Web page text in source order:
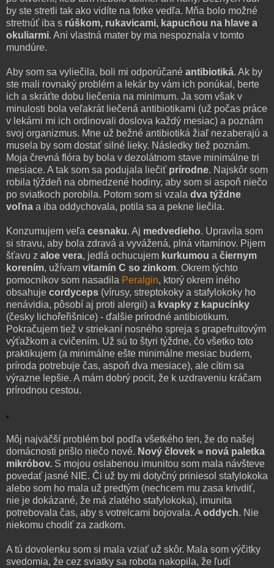
by ste stretli tak ako vidíte na fotke vedľa. Mňa bolo možné
stretnúť iba s rúškom, rukavicami, kapucňou na hlave a
okuliarmi. Ani vlastná mater by ma nespoznala v tomto
mundúre.
Aby som sa vyliečila, boli mi odporúčané antibiotiká. Ak by
ste mali rovnaký problém a lekár by vám ich ponúkal, berte
ich a skráťte dobu liečenia na minimum. Ja som však v
minulosti bola veľakrát liečená antibiotikami (už počas práce
v lekárni mi ich ordinovali doslova každý mesiac) a poznám
svoj organizmus. Mne už bežné antibiotiká žiaľ nezaberajú a
musela by som dostať silné lieky. Následky tiež poznám.
Moja črevná flóra by bola v dezolátnom stave minimálne tri
mesiace. A tak som sa podujala liečiť prírodne. Najskôr som
robila týždeň na obmedzené hodiny, aby som si aspoň niečo
po sviatkoch porobila. Potom som si vzala dva týždne
voľna a iba oddychovala, potila sa a pekne liečila.
Konzumujem veľa cesnaku. Aj medvedieho. Upravila som
si stravu, aby bola zdravá a vyvážená, plná vitamínov. Pijem
šťavu z aloe vera, jedlá ochucujem kurkumou a čiernym
korením, užívam vitamín C so zinkom. Okrem týchto
pomocníkov som nasadila Peralgin, ktorý okrem iného
obsahuje cordyceps (vírusy, streptokoky a stafylokoky ho
nenávidia, pôsobí aj proti alergii) a kvapky z kapucínky
(česky lichořeřišnice) - ďalšie prírodné antibiotikum.
Pokračujem tiež v striekaní nosného spreja s grapefruitovým
výťažkom a cvičením. Už sú to štyri týždne, čo všetko toto
praktikujem (a minimálne ešte minimálne mesiac budem,
príroda potrebuje čas, aspoň dva mesiace), ale cítim sa
výrazne lepšie. A mám dobrý pocit, že k uzdraveniu kráčam
prírodnou cestou.
Môj najväčší problém bol podľa všetkého ten, že do našej
domácnosti prišlo niečo nové. Nový človek = nová paletka
mikróbov. S mojou oslabenou imunitou som mala návšteve
povedať jasné NIE. Či už by mi dotyčný priniesol stafylokoka
alebo som ho mala už predtým (nechcem mu zasa krivdiť,
nie je dokázané, že má zlatého stafylokoka), imunita
potrebovala čas, aby s votrelcami bojovala. A oddych. Nie
niekomu chodiť za zadkom.
A tú dovolenku som si mala vziať už skôr. Mala som výčitky
svedomia, že cez sviatky sa robota nakopila, že ľudí